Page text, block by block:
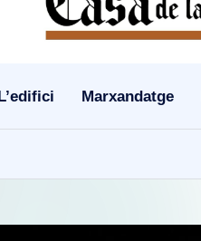
Marxandatge